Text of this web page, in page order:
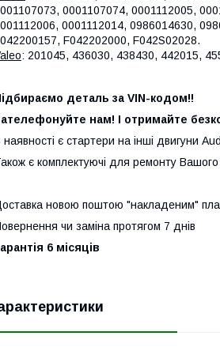
0001107074, 0001112005,
0001112014, 0986014630,
F042202000, F042S02028.
: 201045, 436030, 438430, 442015,
деталь за VIN-кодом!!
нам! І отримайте
наявності є стартери на інші двигуни
є комплектуючі для ремонту
новою поштою "накладеним"
чи заміна протягом 7 днів
6 місяців